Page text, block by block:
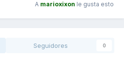
A marioxixon le gusta esto
Seguidores 0